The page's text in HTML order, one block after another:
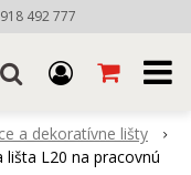
492 777
a dekoratívne lišty
lišta L20 na pracovnú